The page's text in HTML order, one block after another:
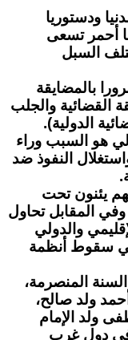
ودستوريا
أحمر تسعى
السبل
بالمضايقة
القضائية والجلب
الدولية).
هو السبب وراء
النفوذ ضد
يئنون تحت
المقابل تحاول
والدولي
سقوط أنظمة
المنصرمة،
ولد صالح،
ولد الإمام
في دول غرب